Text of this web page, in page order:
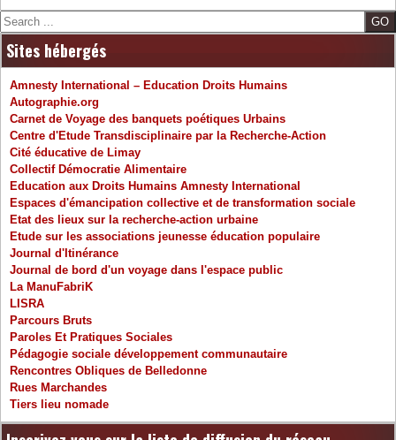
Search
Sites hébergés
Amnesty International – Education Droits Humains
Autographie.org
Carnet de Voyage des banquets poétiques Urbains
Centre d'Etude Transdisciplinaire par la Recherche-Action
Cité éducative de Limay
Collectif Démocratie Alimentaire
Education aux Droits Humains Amnesty International
Espaces d'émancipation collective et de transformation sociale
Etat des lieux sur la recherche-action urbaine
Etude sur les associations jeunesse éducation populaire
Journal d'Itinérance
Journal de bord d'un voyage dans l'espace public
La ManuFabriK
LISRA
Parcours Bruts
Paroles Et Pratiques Sociales
Pédagogie sociale développement communautaire
Rencontres Obliques de Belledonne
Rues Marchandes
Tiers lieu nomade